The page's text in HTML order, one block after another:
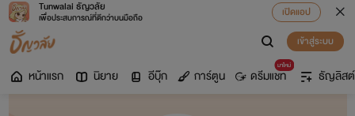
Tunwalai ธัญวลัย
เพื่อประสบการณ์ที่ดีกว่าบนมือถือ
เปิดแอป
เข้าสู่ระบบ
หน้าแรก นิยาย อีบุ๊ก การ์ตูน
มาใหม่
ดรีมแชท ธัญลิสต์